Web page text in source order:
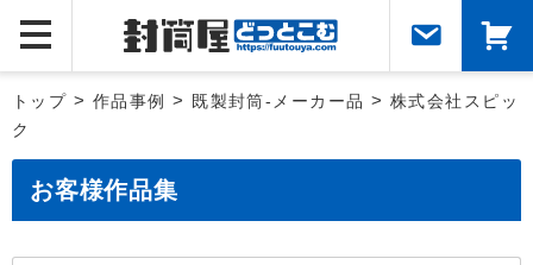
トップ > 作品事例 > 既製封筒-メーカー品 > 株式会社スピッ
ク
お客様作品集